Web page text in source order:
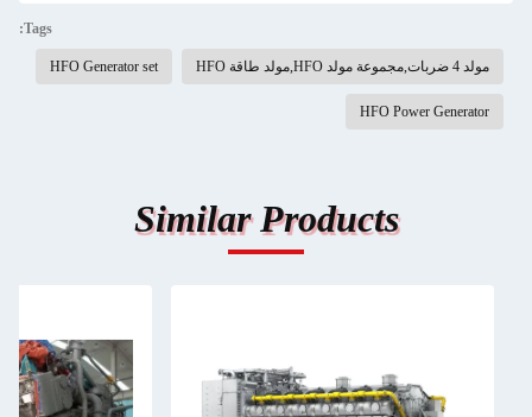
Tags:
مولد 4 ضربات,مجموعة مولد HFO,مولد طاقة HFO HFO Generator set
HFO Power Generator
Similar Products